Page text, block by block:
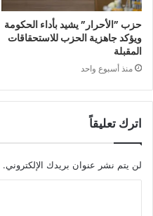
حزب ”الأحرار” يشيد بأداء الحكومة
ويؤكد جاهزية الحزب للاستحقاقات
المقبلة
منذ أسبوع واحد
اترك تعليقاً
لن يتم نشر عنوان بريدك الإلكتروني.